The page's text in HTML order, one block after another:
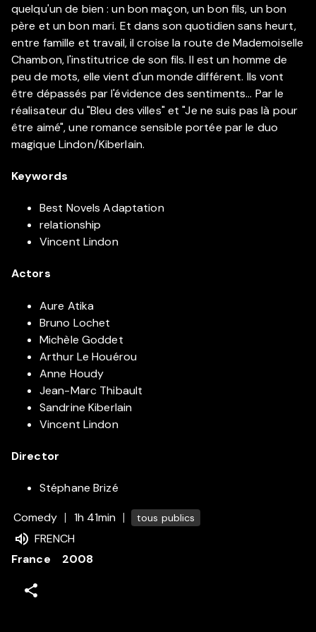
quelqu'un de bien : un bon maçon, un bon fils, un bon
père et un bon mari. Et dans son quotidien sans heurt,
entre famille et travail, il croise la route de Mademoiselle
Chambon, l'institutrice de son fils. Il est un homme de
peu de mots, elle vient d'un monde différent. Ils vont
être dépassés par l'évidence des sentiments... Par le
réalisateur du "Bleu des villes" et "Je ne suis pas là pour
être aimé", une romance sensible portée par le duo
magique Lindon/Kiberlain.
Keywords
Best Novels Adaptation
relationship
Vincent Lindon
Actors
Aure Atika
Bruno Lochet
Michèle Goddet
Arthur Le Houérou
Anne Houdy
Jean-Marc Thibault
Sandrine Kiberlain
Vincent Lindon
Director
Stéphane Brizé
Comedy
1h 41min tous publics
FRENCH
France
2008